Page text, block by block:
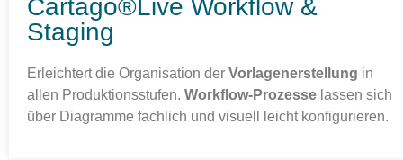
Cartago®Live Workflow &
Staging
Erleichtert die Organisation der Vorlagenerstellung in
allen Produktionsstufen. Workflow-Prozesse lassen sich
über Diagramme fachlich und visuell leicht konfigurieren.